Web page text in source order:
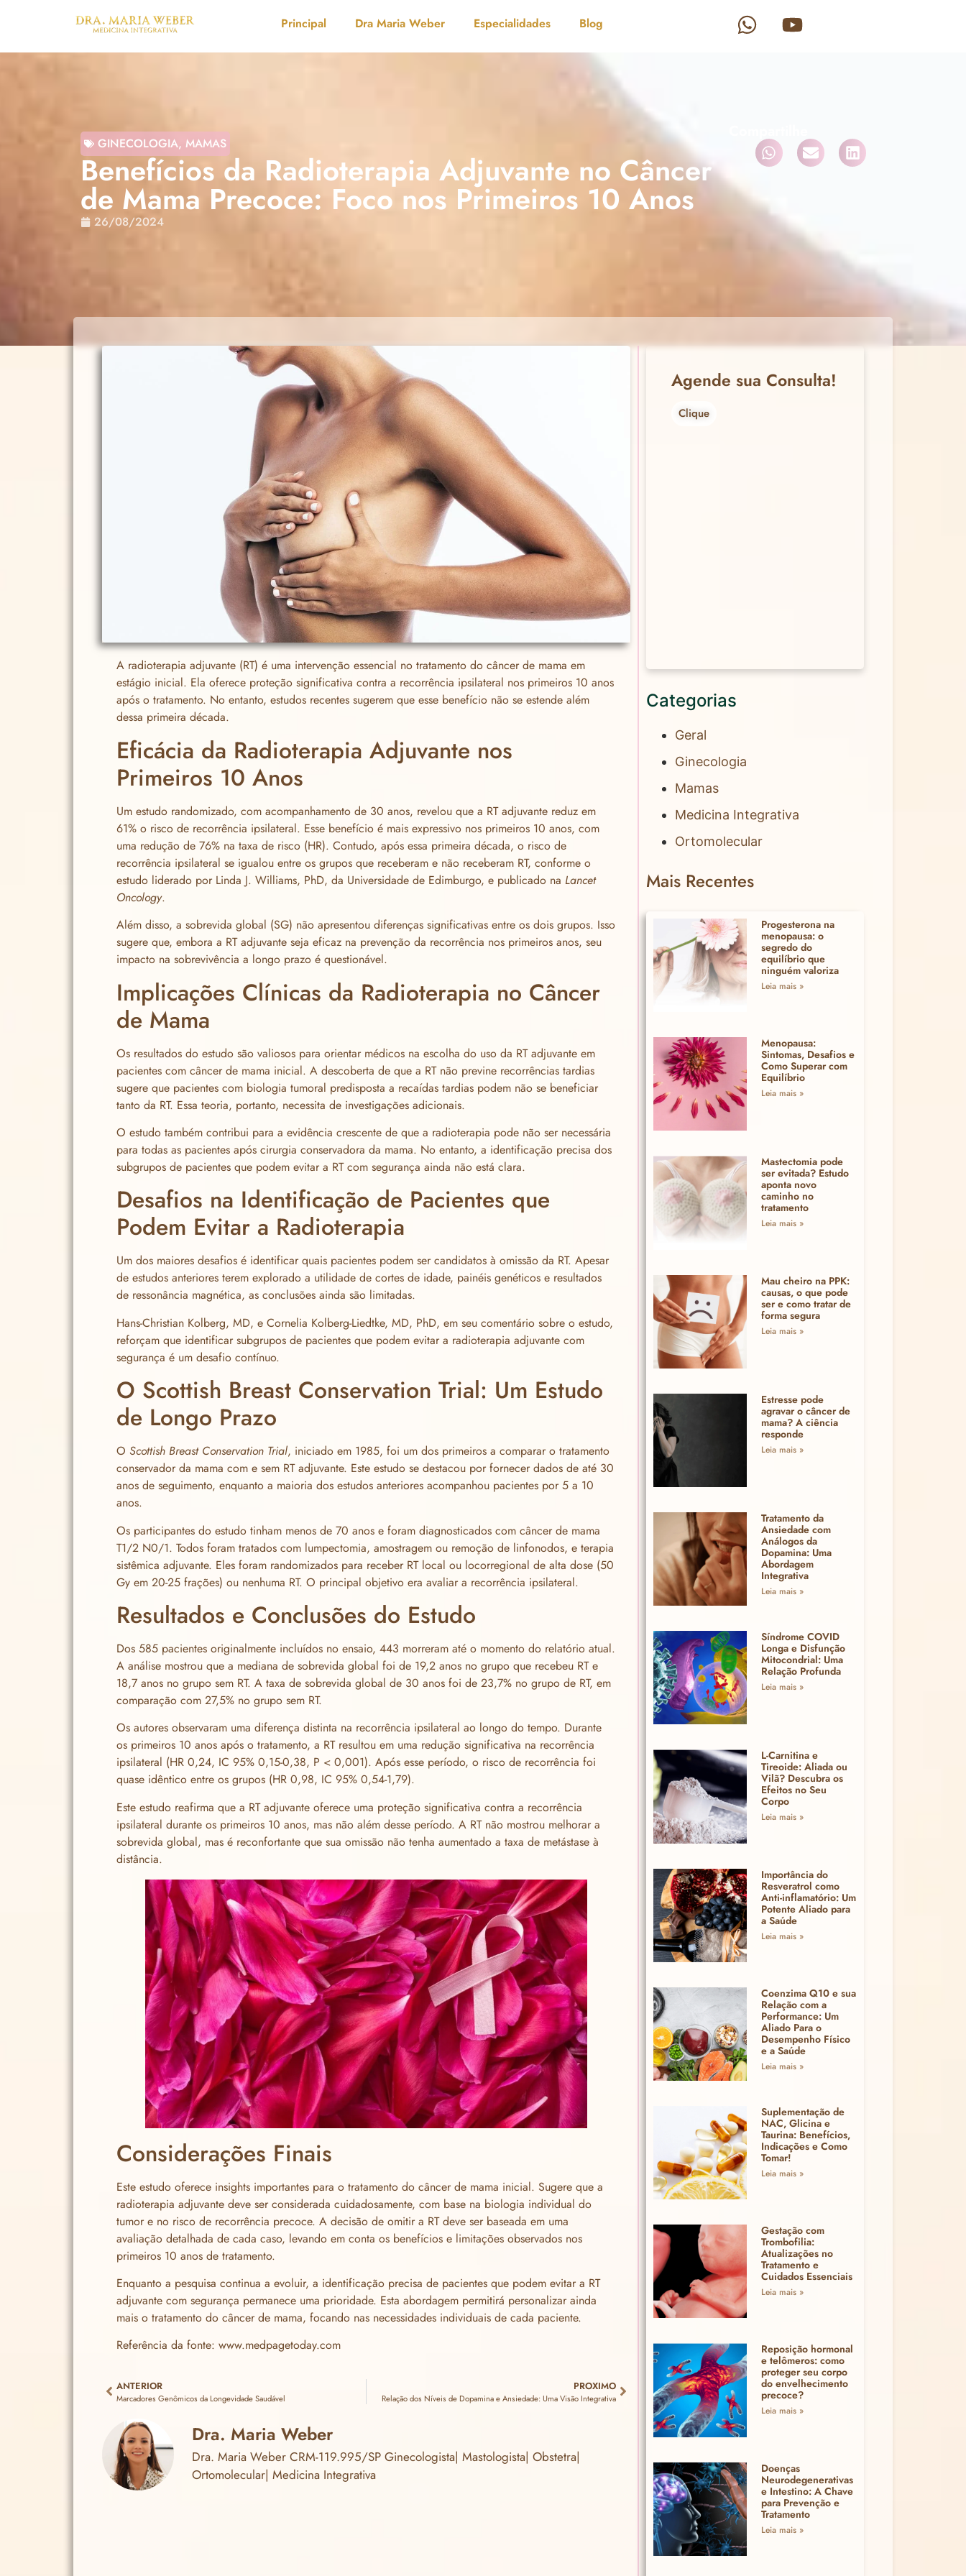
Principal Dra Maria Weber Especialidades Blog
GINECOLOGIA, MAMAS
Benefícios da Radioterapia Adjuvante no Câncer
de Mama Precoce: Foco nos Primeiros 10 Anos
26/08/2024
A radioterapia adjuvante (RT) é uma intervenção essencial no tratamento do câncer de mama em
estágio inicial. Ela oferece proteção significativa contra a recorrência ipsilateral nos primeiros 10 anos
após o tratamento. No entanto, estudos recentes sugerem que esse benefício não se estende além
dessa primeira década.
Eficácia da Radioterapia Adjuvante nos
Primeiros 10 Anos
Um estudo randomizado, com acompanhamento de 30 anos, revelou que a RT adjuvante reduz em
61% o risco de recorrência ipsilateral. Esse benefício é mais expressivo nos primeiros 10 anos, com
uma redução de 76% na taxa de risco (HR). Contudo, após essa primeira década, o risco de
recorrência ipsilateral se igualou entre os grupos que receberam e não receberam RT, conforme o
estudo liderado por Linda J. Williams, PhD, da Universidade de Edimburgo, e publicado na Lancet
Oncology.
Além disso, a sobrevida global (SG) não apresentou diferenças significativas entre os dois grupos. Isso
sugere que, embora a RT adjuvante seja eficaz na prevenção da recorrência nos primeiros anos, seu
impacto na sobrevivência a longo prazo é questionável.
Implicações Clínicas da Radioterapia no Câncer
de Mama
Os resultados do estudo são valiosos para orientar médicos na escolha do uso da RT adjuvante em
pacientes com câncer de mama inicial. A descoberta de que a RT não previne recorrências tardias
sugere que pacientes com biologia tumoral predisposta a recaídas tardias podem não se beneficiar
tanto da RT. Essa teoria, portanto, necessita de investigações adicionais.
O estudo também contribui para a evidência crescente de que a radioterapia pode não ser necessária
para todas as pacientes após cirurgia conservadora da mama. No entanto, a identificação precisa dos
subgrupos de pacientes que podem evitar a RT com segurança ainda não está clara.
Desafios na Identificação de Pacientes que
Podem Evitar a Radioterapia
Um dos maiores desafios é identificar quais pacientes podem ser candidatos à omissão da RT. Apesar
de estudos anteriores terem explorado a utilidade de cortes de idade, painéis genéticos e resultados
de ressonância magnética, as conclusões ainda são limitadas.
Hans-Christian Kolberg, MD, e Cornelia Kolberg-Liedtke, MD, PhD, em seu comentário sobre o estudo,
reforçam que identificar subgrupos de pacientes que podem evitar a radioterapia adjuvante com
segurança é um desafio contínuo.
O Scottish Breast Conservation Trial: Um Estudo
de Longo Prazo
O Scottish Breast Conservation Trial, iniciado em 1985, foi um dos primeiros a comparar o tratamento
conservador da mama com e sem RT adjuvante. Este estudo se destacou por fornecer dados de até 30
anos de seguimento, enquanto a maioria dos estudos anteriores acompanhou pacientes por 5 a 10
anos.
Os participantes do estudo tinham menos de 70 anos e foram diagnosticados com câncer de mama
T1/2 N0/1. Todos foram tratados com lumpectomia, amostragem ou remoção de linfonodos, e terapia
sistêmica adjuvante. Eles foram randomizados para receber RT local ou locorregional de alta dose (50
Gy em 20-25 frações) ou nenhuma RT. O principal objetivo era avaliar a recorrência ipsilateral.
Resultados e Conclusões do Estudo
Dos 585 pacientes originalmente incluídos no ensaio, 443 morreram até o momento do relatório atual.
A análise mostrou que a mediana de sobrevida global foi de 19,2 anos no grupo que recebeu RT e
18,7 anos no grupo sem RT. A taxa de sobrevida global de 30 anos foi de 23,7% no grupo de RT, em
comparação com 27,5% no grupo sem RT.
Os autores observaram uma diferença distinta na recorrência ipsilateral ao longo do tempo. Durante
os primeiros 10 anos após o tratamento, a RT resultou em uma redução significativa na recorrência
ipsilateral (HR 0,24, IC 95% 0,15-0,38, P < 0,001). Após esse período, o risco de recorrência foi
quase idêntico entre os grupos (HR 0,98, IC 95% 0,54-1,79).
Este estudo reafirma que a RT adjuvante oferece uma proteção significativa contra a recorrência
ipsilateral durante os primeiros 10 anos, mas não além desse período. A RT não mostrou melhorar a
sobrevida global, mas é reconfortante que sua omissão não tenha aumentado a taxa de metástase à
distância.
Considerações Finais
Este estudo oferece insights importantes para o tratamento do câncer de mama inicial. Sugere que a
radioterapia adjuvante deve ser considerada cuidadosamente, com base na biologia individual do
tumor e no risco de recorrência precoce. A decisão de omitir a RT deve ser baseada em uma
avaliação detalhada de cada caso, levando em conta os benefícios e limitações observados nos
primeiros 10 anos de tratamento.
Enquanto a pesquisa continua a evoluir, a identificação precisa de pacientes que podem evitar a RT
adjuvante com segurança permanece uma prioridade. Esta abordagem permitirá personalizar ainda
mais o tratamento do câncer de mama, focando nas necessidades individuais de cada paciente.
Referência da fonte: www.medpagetoday.com
ANTERIOR
Marcadores Genômicos da Longevidade Saudável
PROXIMO
Relação dos Níveis de Dopamina e Ansiedade: Uma Visão Integrativa
Dra. Maria Weber
Dra. Maria Weber CRM-119.995/SP Ginecologista| Mastologista| Obstetra|
Ortomolecular| Medicina Integrativa
Agende sua Consulta!
Clique
Categorias
Geral
Ginecologia
Mamas
Medicina Integrativa
Ortomolecular
Mais Recentes
Progesterona na
menopausa: o
segredo do
equilíbrio que
ninguém valoriza
Leia mais »
Menopausa:
Sintomas, Desafios e
Como Superar com
Equilíbrio
Leia mais »
Mastectomia pode
ser evitada? Estudo
aponta novo
caminho no
tratamento
Leia mais »
Mau cheiro na PPK:
causas, o que pode
ser e como tratar de
forma segura
Leia mais »
Estresse pode
agravar o câncer de
mama? A ciência
responde
Leia mais »
Tratamento da
Ansiedade com
Análogos da
Dopamina: Uma
Abordagem
Integrativa
Leia mais »
Síndrome COVID
Longa e Disfunção
Mitocondrial: Uma
Relação Profunda
Leia mais »
L-Carnitina e
Tireoide: Aliada ou
Vilã? Descubra os
Efeitos no Seu
Corpo
Leia mais »
Importância do
Resveratrol como
Anti-inflamatório: Um
Potente Aliado para
a Saúde
Leia mais »
Coenzima Q10 e sua
Relação com a
Performance: Um
Aliado Para o
Desempenho Físico
e a Saúde
Leia mais »
Suplementação de
NAC, Glicina e
Taurina: Benefícios,
Indicações e Como
Tomar!
Leia mais »
Gestação com
Trombofilia:
Atualizações no
Tratamento e
Cuidados Essenciais
Leia mais »
Reposição hormonal
e telômeros: como
proteger seu corpo
do envelhecimento
precoce?
Leia mais »
Doenças
Neurodegenerativas
e Intestino: A Chave
para Prevenção e
Tratamento
Leia mais »